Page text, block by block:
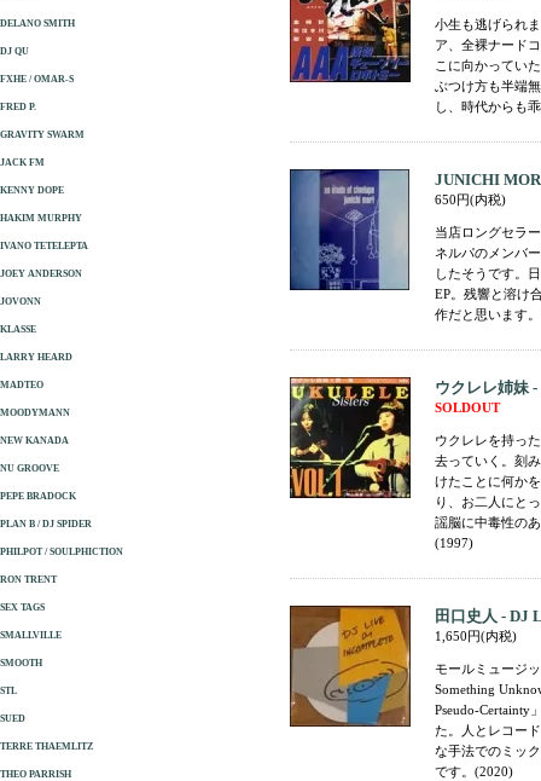
小生も逃げられ
ア、全裸ナード
こに向かってい
ぶつけ方も半端
し、時代からも
JUNICHI
650円(内税)
当店ロングセラ
ネルパのメンバ
したそうです。
EP。残響と溶け
作だと思います
ウクレレ姉妹
SOLDOUT
ウクレレを持っ
去っていく。刻
けたことに何か
り、お二人にと
謡脳に中毒性の
(1997)
田口史人 - DJ
1,650円(内税)
モールミュージ
Something
Pseudo-Certainty
た。人とレコー
な手法でのミッ
です。(2020)
DELANO SMITH
DJ QU
FXHE / OMAR-S
FRED P.
GRAVITY SWARM
JACK FM
KENNY DOPE
HAKIM MURPHY
IVANO TETELEPTA
JOEY ANDERSON
JOVONN
KLASSE
LARRY HEARD
MADTEO
MOODYMANN
NEW KANADA
NU GROOVE
PEPE BRADOCK
PLAN B / DJ SPIDER
PHILPOT / SOULPHICTION
RON TRENT
SEX TAGS
SMALLVILLE
SMOOTH
STL
SUED
TERRE THAEMLITZ
THEO PARRISH